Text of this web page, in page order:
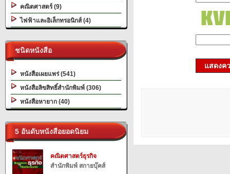
คณิตศาสตร์ (9)
ไฟฟ้าและอิเล็กทรอนิกส์ (4)
ชนิดหนังสือ
หนังสือเผยแพร่ (541)
หนังสือลิขสิทธิ์สำนักพิมพ์ (306)
หนังสือหายาก (40)
5 อันดับหนังสือยอดนิยม
คณิตศาสตร์ธุรกิจ
สำนักพิมพ์ สกายบุ๊คส์
แสดงค